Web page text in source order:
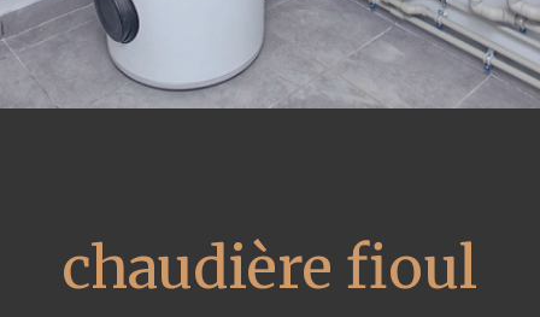
chaudière fioul